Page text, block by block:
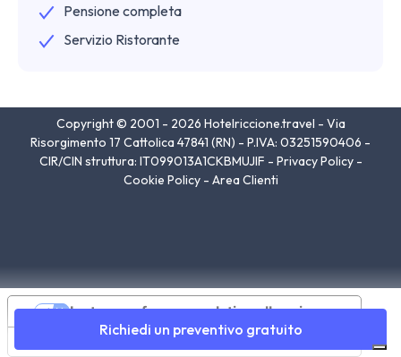
Pensione completa
Servizio Ristorante
Copyright © 2001 - 2026 Hotelriccione.travel - Via
Risorgimento 17 Cattolica 47841 (RN) - P.IVA: 03251590406 -
CIR/CIN struttura: IT099013A1CKBMUJIF - Privacy Policy -
Cookie Policy - Area Clienti
Richiedi un preventivo gratuito
Informativa sulla raccolta
Le tue preferenze relative alla privacy